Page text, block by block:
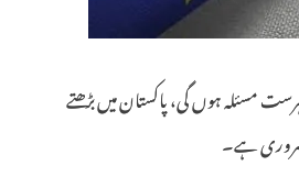
مسئلہ ہوں گی، پاکستان میں بڑھتے
ضروری ہے۔